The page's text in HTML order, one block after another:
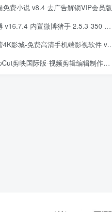
免费小说 v8.4 去广告解锁VIP会员版
内置微博猪手 2.5.3-350 去广告净化模块-支持安卓15
影城-免费高清手机端影视软件 v3.5.1 去广告纯净版
剪映国际版-视频剪辑编辑制作工具 v18.8.0 解锁专业版